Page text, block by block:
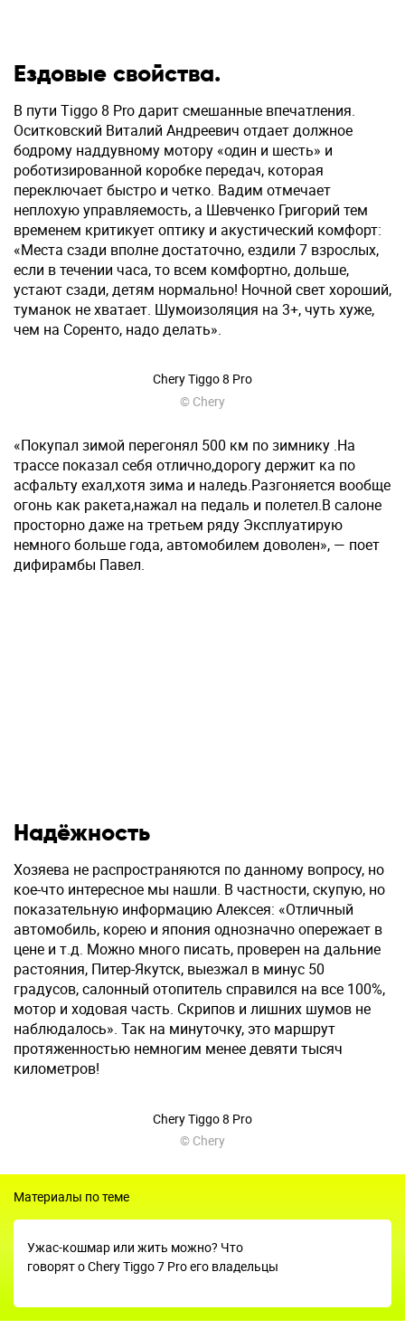
Ездовые свойства.
В пути Tiggo 8 Pro дарит смешанные впечатления.
Оситковский Виталий Андреевич отдает должное
бодрому наддувному мотору «один и шесть» и
роботизированной коробке передач, которая
переключает быстро и четко. Вадим отмечает
неплохую управляемость, а Шевченко Григорий тем
временем критикует оптику и акустический комфорт:
«Места сзади вполне достаточно, ездили 7 взрослых,
если в течении часа, то всем комфортно, дольше,
устают сзади, детям нормально! Ночной свет хороший,
туманок не хватает. Шумоизоляция на 3+, чуть хуже,
чем на Соренто, надо делать».
Chery Tiggo 8 Pro
© Chery
«Покупал зимой перегонял 500 км по зимнику .На
трассе показал себя отлично,дорогу держит ка по
асфальту ехал,хотя зима и наледь.Разгоняется вообще
огонь как ракета,нажал на педаль и полетел.В салоне
просторно даже на третьем ряду Эксплуатирую
немного больше года, автомобилем доволен», — поет
дифирамбы Павел.
Надёжность
Хозяева не распространяются по данному вопросу, но
кое-что интересное мы нашли. В частности, скупую, но
показательную информацию Алексея: «Отличный
автомобиль, корею и япония однозначно опережает в
цене и т.д. Можно много писать, проверен на дальние
растояния, Питер-Якутск, выезжал в минус 50
градусов, салонный отопитель справился на все 100%,
мотор и ходовая часть. Скрипов и лишних шумов не
наблюдалось». Так на минуточку, это маршрут
протяженностью немногим менее девяти тысяч
километров!
Chery Tiggo 8 Pro
© Chery
Материалы по теме
Ужас-кошмар или жить можно? Что
говорят о Chery Tiggo 7 Pro его владельцы